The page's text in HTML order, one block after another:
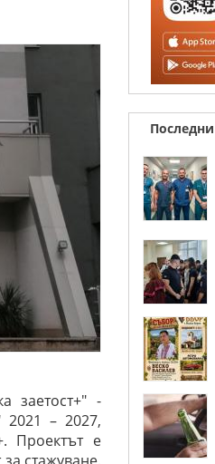
заетост+" -
2021 – 2027,
Проектът е
Последни